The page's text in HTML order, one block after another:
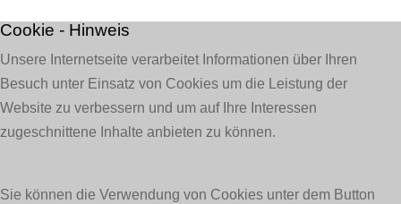
Cookie - Hinweis
Unsere Internetseite verarbeitet Informationen über Ihren
Besuch unter Einsatz von Cookies um die Leistung der
Website zu verbessern und um auf Ihre Interessen
zugeschnittene Inhalte anbieten zu können.
Sie können die Verwendung von Cookies unter dem Button